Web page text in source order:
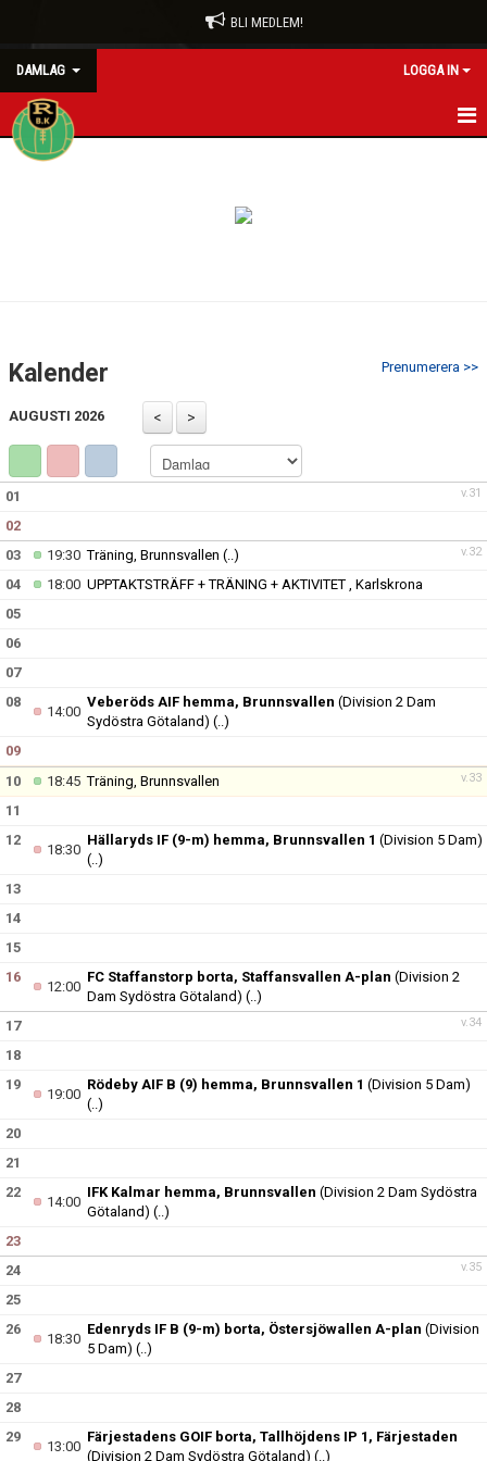
BLI MEDLEM!
DAMLAG LOGGA IN
HEM
KONTAKT
Prenumerera >>
Kalender
AUGUSTI 2026
v.31
01
02
v.32
03 19:30Träning, Brunnsvallen (..)
04
18:00 UPPTAKTSTRÄFF + TRÄNING + AKTIVITET , Karlskrona
05
06
07
08
14:00
Veberöds AIF hemma, Brunnsvallen (Division 2 Dam
Sydöstra Götaland) (..)
09
v.33
10 18:45Träning, Brunnsvallen
11
12
18:30
Hällaryds IF (9-m) hemma, Brunnsvallen 1 (Division 5 Dam)
(..)
13
14
15
16
12:00
FC Staffanstorp borta, Staffansvallen A-plan (Division 2
Dam Sydöstra Götaland) (..)
v.34
17
18
19
19:00
Rödeby AIF B (9) hemma, Brunnsvallen 1 (Division 5 Dam)
(..)
20
21
22
14:00
IFK Kalmar hemma, Brunnsvallen (Division 2 Dam Sydöstra
Götaland) (..)
23
v.35
24
25
26
18:30
Edenryds IF B (9-m) borta, Östersjöwallen A-plan (Division
5 Dam) (..)
27
28
29
13:00
Färjestadens GOIF borta, Tallhöjdens IP 1, Färjestaden
(Division 2 Dam Sydöstra Götaland) (..)